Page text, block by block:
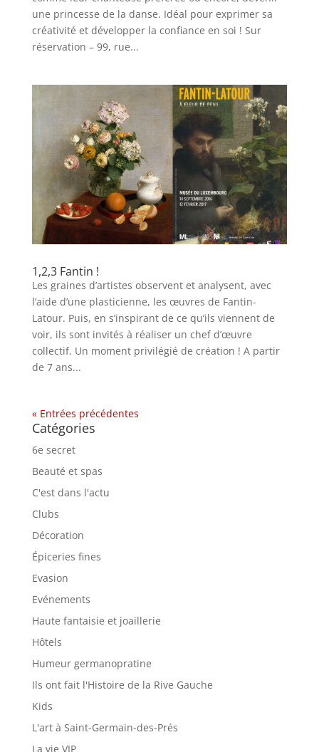
une princesse de la danse. Idéal pour exprimer sa
créativité et développer la confiance en soi ! Sur
réservation – 99, rue...
1,2,3 Fantin !
Les graines d’artistes observent et analysent, avec
l’aide d’une plasticienne, les œuvres de Fantin-
Latour. Puis, en s’inspirant de ce qu’ils viennent de
voir, ils sont invités à réaliser un chef d’œuvre
collectif. Un moment privilégié de création ! A partir
de 7 ans...
« Entrées précédentes
Catégories
6e secret
Beauté et spas
C'est dans l'actu
Clubs
Décoration
Épiceries fines
Evasion
Evénements
Haute fantaisie et joaillerie
Hôtels
Humeur germanopratine
Ils ont fait l'Histoire de la Rive Gauche
Kids
L'art à Saint-Germain-des-Prés
La vie VIP